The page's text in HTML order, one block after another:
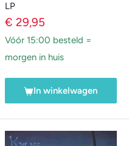
LP
Verkoopprijs
€ 29,95
Vóór 15:00 besteld =
morgen in huis
In winkelwagen